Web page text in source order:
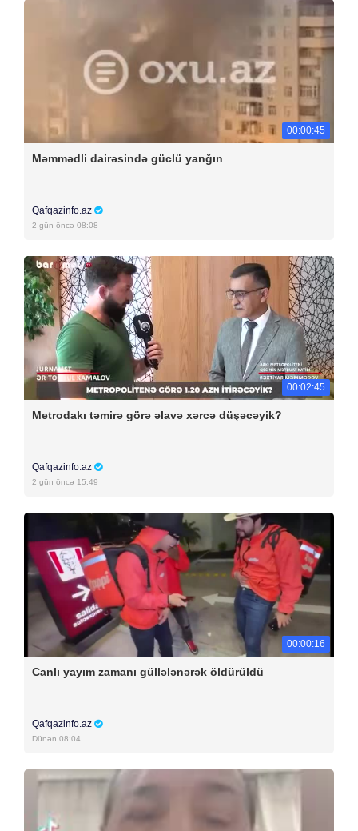
00:00:45
Məmmədli dairəsində güclü yanğın
Qafqazinfo.az
2 gün öncə 08:08
00:02:45
Metrodakı təmirə görə əlavə xərcə düşəcəyik?
Qafqazinfo.az
2 gün öncə 15:49
00:00:16
Canlı yayım zamanı güllələnərək öldürüldü
Qafqazinfo.az
Dünən 08:04